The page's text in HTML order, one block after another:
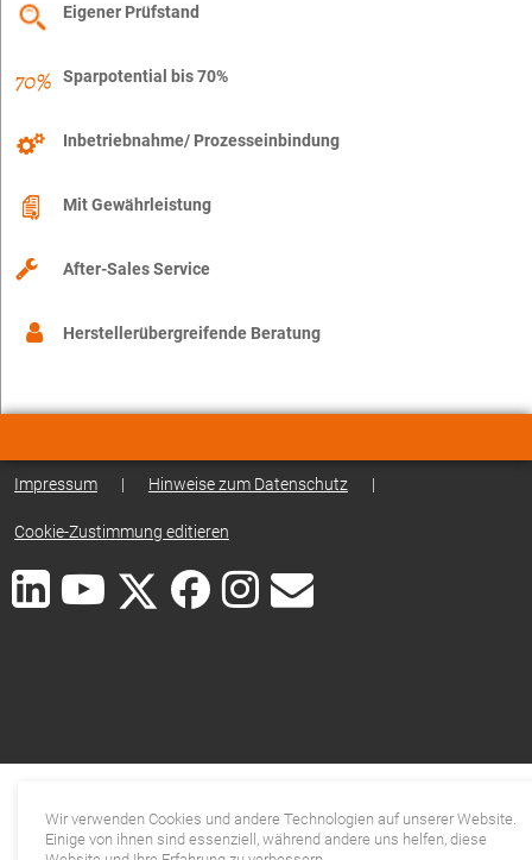
Eigener Prüfstand
Sparpotential bis 70%
Inbetriebnahme/ Prozesseinbindung
Mit Gewährleistung
After-Sales Service
Herstellerübergreifende Beratung
Impressum | Hinweise zum Datenschutz |
Cookie-Zustimmung editieren
Wir verwenden Cookies und andere Technologien auf unserer Website.
Einige von ihnen sind essenziell, während andere uns helfen, diese